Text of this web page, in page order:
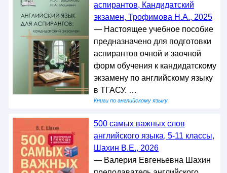
аспирантов, Кандидатский
экзамен, Трофимова Н.А., 2025
— Настоящее учебное пособие
предназначено для подготовки
аспирантов очной и заочной
форм обучения к кандидатскому
экзамену по английскому языку
в ТГАСУ. …
Книги по английскому языку
500 самых важных слов
английского языка, 5-11 классы,
Шахин В.Е., 2026
— Валерия Евгеньевна Шахин